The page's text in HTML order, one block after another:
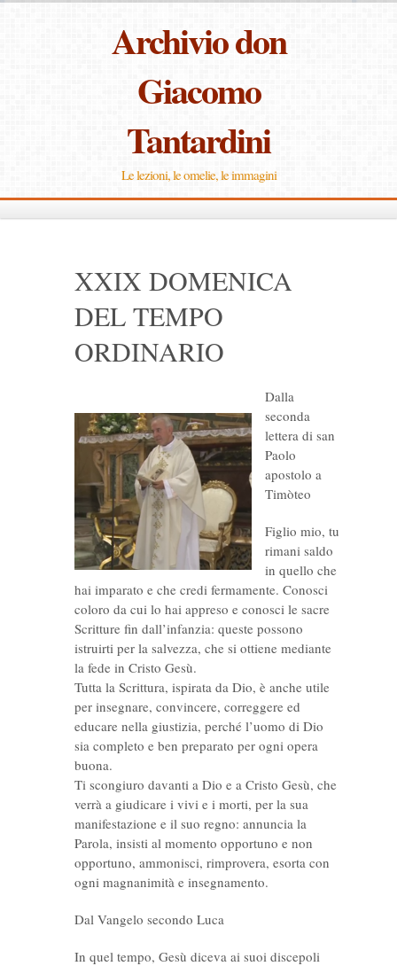
Archivio don
Giacomo
Tantardini
Le lezioni, le omelie, le immagini
XXIX DOMENICA
DEL TEMPO
ORDINARIO
Dalla
seconda
lettera di san
Paolo
apostolo a
Timòteo
Figlio mio, tu
rimani saldo
in quello che
hai imparato e che credi fermamente. Conosci
coloro da cui lo hai appreso e conosci le sacre
Scritture fin dall’infanzia: queste possono
istruirti per la salvezza, che si ottiene mediante
la fede in Cristo Gesù.
Tutta la Scrittura, ispirata da Dio, è anche utile
per insegnare, convincere, correggere ed
educare nella giustizia, perché l’uomo di Dio
sia completo e ben preparato per ogni opera
buona.
Ti scongiuro davanti a Dio e a Cristo Gesù, che
verrà a giudicare i vivi e i morti, per la sua
manifestazione e il suo regno: annuncia la
Parola, insisti al momento opportuno e non
opportuno, ammonisci, rimprovera, esorta con
ogni magnanimità e insegnamento.
Dal Vangelo secondo Luca
In quel tempo, Gesù diceva ai suoi discepoli